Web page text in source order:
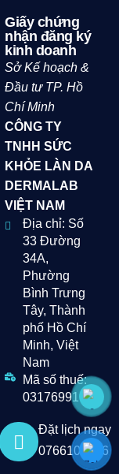
Giấy chứng
nhận đăng ký
kinh doanh
Sở Kế hoạch &
Đầu tư TP. Hồ
Chí Minh
CÔNG TY
TNHH SỨC
KHỎE LÀN DA
DERMALAB
VIỆT NAM
Địa chỉ: Số
33 Đường
34A,
Phường
Bình Trưng
Tây, Thành
phố Hồ Chí
Minh, Việt
Nam
Mã số thuế:
0317699193
Đặt lịch ngay
0766107986